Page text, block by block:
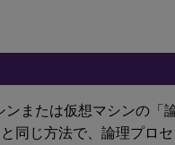
または仮想マシンの「
同じ方法で、論理プロ